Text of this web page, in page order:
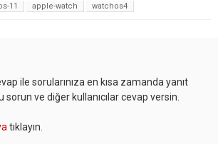
11 apple-watch watchos4
ile sorularınıza en kısa zamanda yanıt
ve diğer kullanıcılar cevap versin.
tıklayın.